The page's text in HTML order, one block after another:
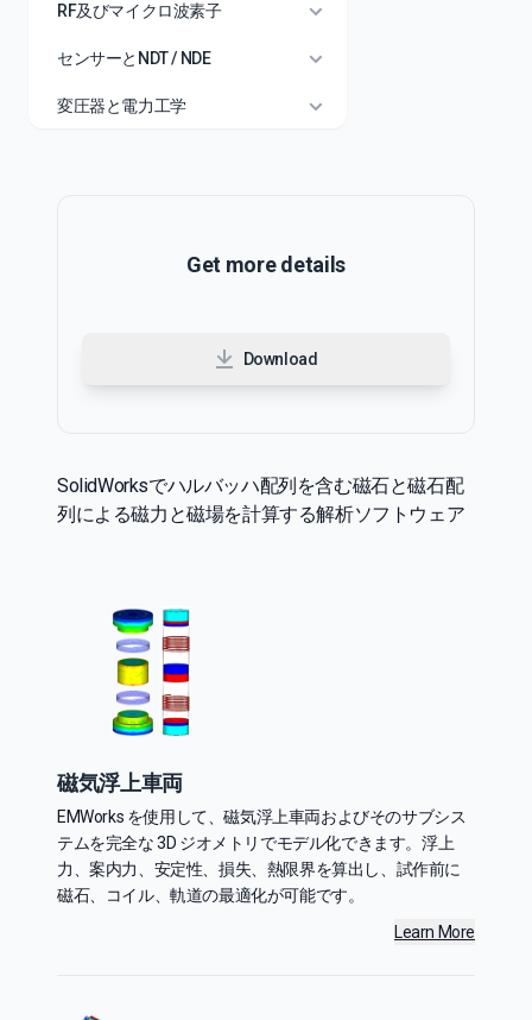
RF及びマイクロ波素子
センサーとNDT / NDE
変圧器と電力工学
Get more details
Download
SolidWorksでハルバッハ配列を含む磁石と磁石配
列による磁力と磁場を計算する解析ソフトウェア
磁気浮上車両
EMWorks を使用して、磁気浮上車両およびそのサブシス
テムを完全な 3D ジオメトリでモデル化できます。浮上
力、案内力、安定性、損失、熱限界を算出し、試作前に
磁石、コイル、軌道の最適化が可能です。
Learn More